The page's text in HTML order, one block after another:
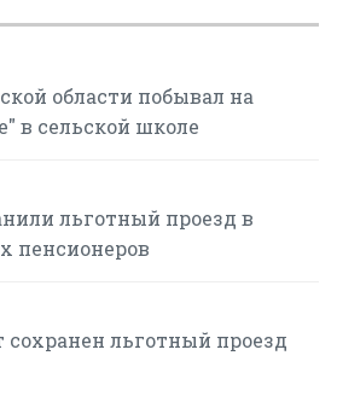
области побывал на
в сельской школе
льготный проезд в
пенсионеров
сохранен льготный проезд